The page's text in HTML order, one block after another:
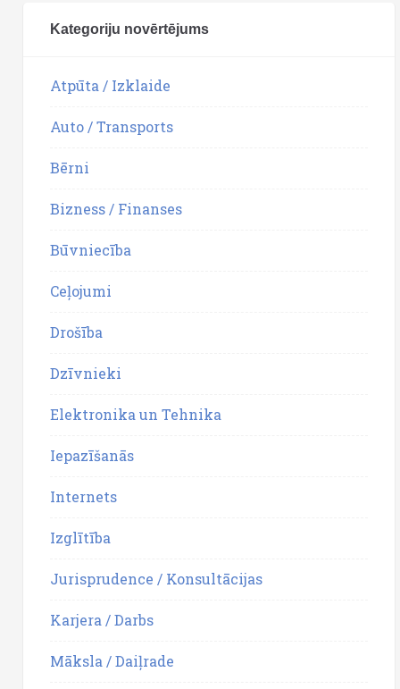
Kategoriju novērtējums
Atpūta / Izklaide
Auto / Transports
Bērni
Bizness / Finanses
Būvniecība
Ceļojumi
Drošība
Dzīvnieki
Elektronika un Tehnika
Iepazīšanās
Internets
Izglītība
Jurisprudence / Konsultācijas
Karjera / Darbs
Māksla / Daiļrade